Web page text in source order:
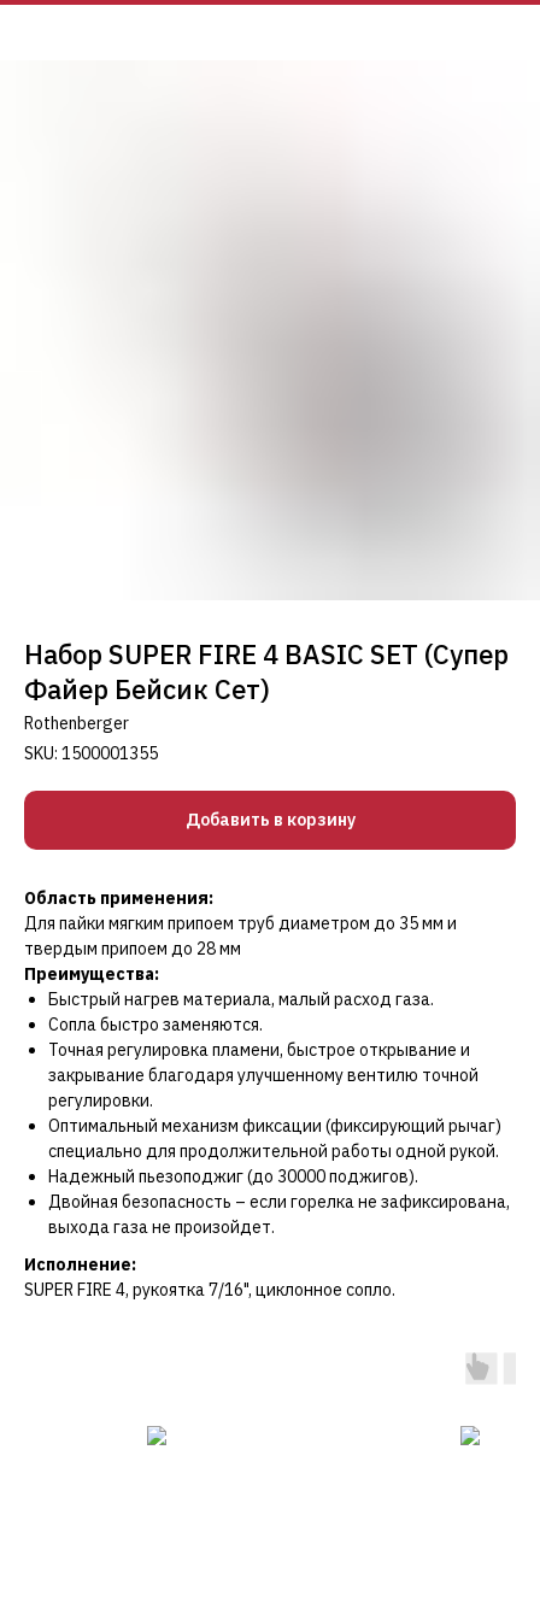
Набор SUPER FIRE 4 BASIC SET (Супер
Файер Бейсик Сет)
Rothenberger
SKU: 1500001355
Добавить в корзину
Область применения:
Для пайки мягким припоем труб диаметром до 35 мм и
твердым припоем до 28 мм
Преимущества:
Быстрый нагрев материала, малый расход газа.
Сопла быстро заменяются.
Точная регулировка пламени, быстрое открывание и
закрывание благодаря улучшенному вентилю точной
регулировки.
Оптимальный механизм фиксации (фиксирующий рычаг)
специально для продолжительной работы одной рукой.
Надежный пьезоподжиг (до 30000 поджигов).
Двойная безопасность – если горелка не зафиксирована,
выхода газа не произойдет.
Исполнение:
SUPER FIRE 4, рукоятка 7/16", циклонное сопло.